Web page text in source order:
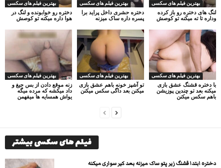
بهترین فیلم های سکسی
دختره رو خوابونده و لنگ در
هوا داره میکنه تو کوصش
بهترین فیلم های سکسی
دختره حشری داخل پراید برا
پسره داره ساک میزنه
بهترین فیلم های سکسی
لنگ های دختره رو باز کرده
وداره تا ته میکنه تو کوصش
بهترین فیلم های سکسی
زنه موقع دادن از بس جیغ و
داد میکشه که مرده میگه
یواش همسایه ها میفهمن
بهترین فیلم های سکسی
تو آشپز خونه باهم عشق بازی
میکنن بعد داگی سکس میکنن
بهترین فیلم های سکسی
با دختره قشنگ عشق بازی
میکنه بعد تو چندین پوزیشن
باهم سکس میکنن
فیلم های سکسی بیشتر
دختره ابتدا قشنگ زیر پتو ساک میزنه بعد کیر سواری میکنه